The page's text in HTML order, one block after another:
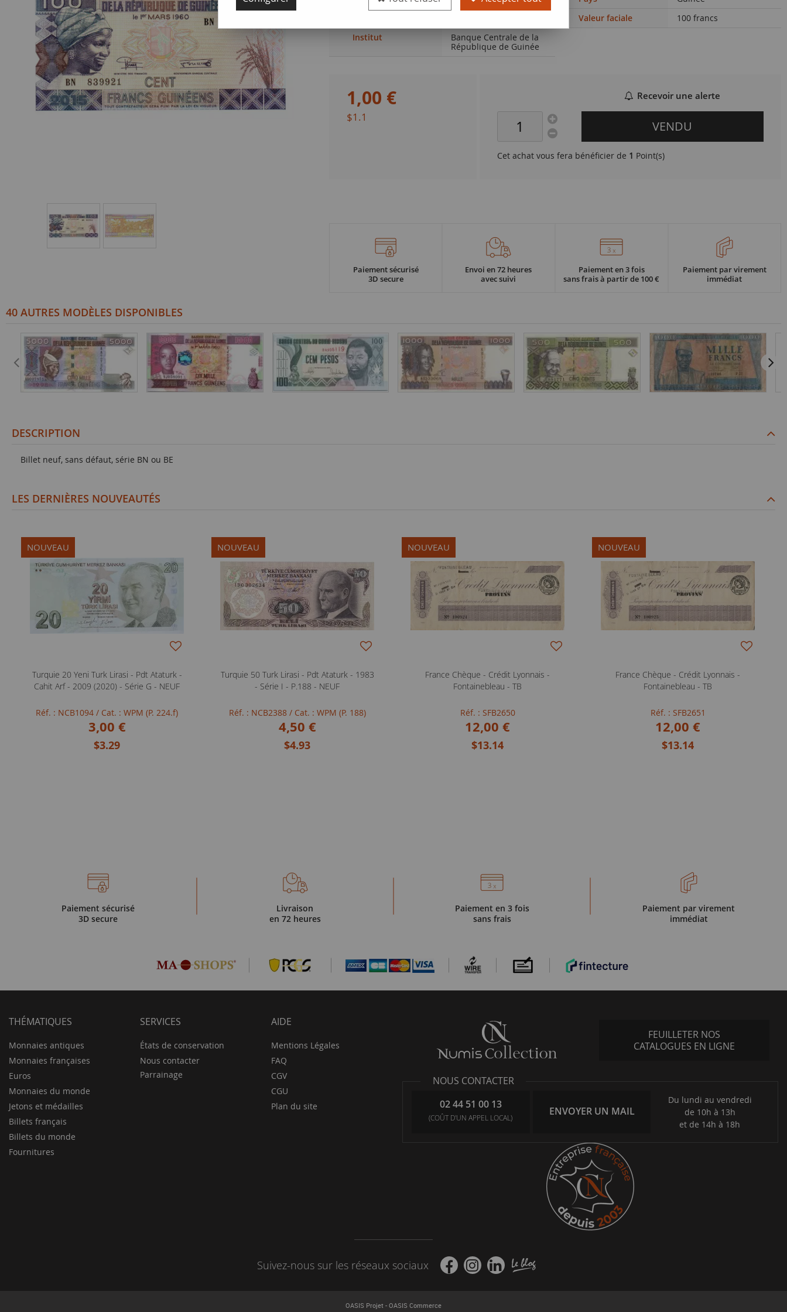
Valeur faciale
100 francs
Institut
Banque Centrale de la
République de Guinée
1,00 €
$1.1
Recevoir une alerte
VENDU
Cet achat vous fera bénéficier de 1 Point(s)
Paiement sécurisé
3D secure
Envoi en 72 heures
avec suivi
Paiement en 3 fois
sans frais à partir de 100 €
Paiement par virement
immédiat
40 AUTRES MODÈLES DISPONIBLES
DESCRIPTION
Billet neuf, sans défaut, série BN ou BE
LES DERNIÈRES NOUVEAUTÉS
NOUVEAU
Turquie 20 Yeni Turk Lirasi - Pdt Ataturk -
Cahit Arf - 2009 (2020) - Série G - NEUF
Réf. : NCB1094 / Cat. : WPM (P. 224.f)
3,00 €
$3.29
NOUVEAU
Turquie 50 Turk Lirasi - Pdt Ataturk - 1983
- Série I - P.188 - NEUF
Réf. : NCB2388 / Cat. : WPM (P. 188)
4,50 €
$4.93
NOUVEAU
France Chèque - Crédit Lyonnais -
Fontainebleau - TB
Réf. : SFB2650
12,00 €
$13.14
NOUVEAU
France Chèque - Crédit Lyonnais -
Fontainebleau - TB
Réf. : SFB2651
12,00 €
$13.14
Paiement sécurisé
3D secure
Livraison
en 72 heures
Paiement en 3 fois
sans frais
Paiement par virement
immédiat
THÉMATIQUES
Monnaies antiques
Monnaies françaises
Euros
Monnaies du monde
Jetons et médailles
Billets français
Billets du monde
Fournitures
SERVICES
États de conservation
Nous contacter
Parrainage
AIDE
Mentions Légales
FAQ
CGV
CGU
Plan du site
FEUILLETER NOS
CATALOGUES EN LIGNE
NOUS CONTACTER
02 44 51 00 13
(COÛT D'UN APPEL LOCAL)
ENVOYER UN MAIL
Du lundi au vendredi
de 10h à 13h
et de 14h à 18h
Suivez-nous sur les réseaux sociaux
OASIS Projet - OASIS Commerce